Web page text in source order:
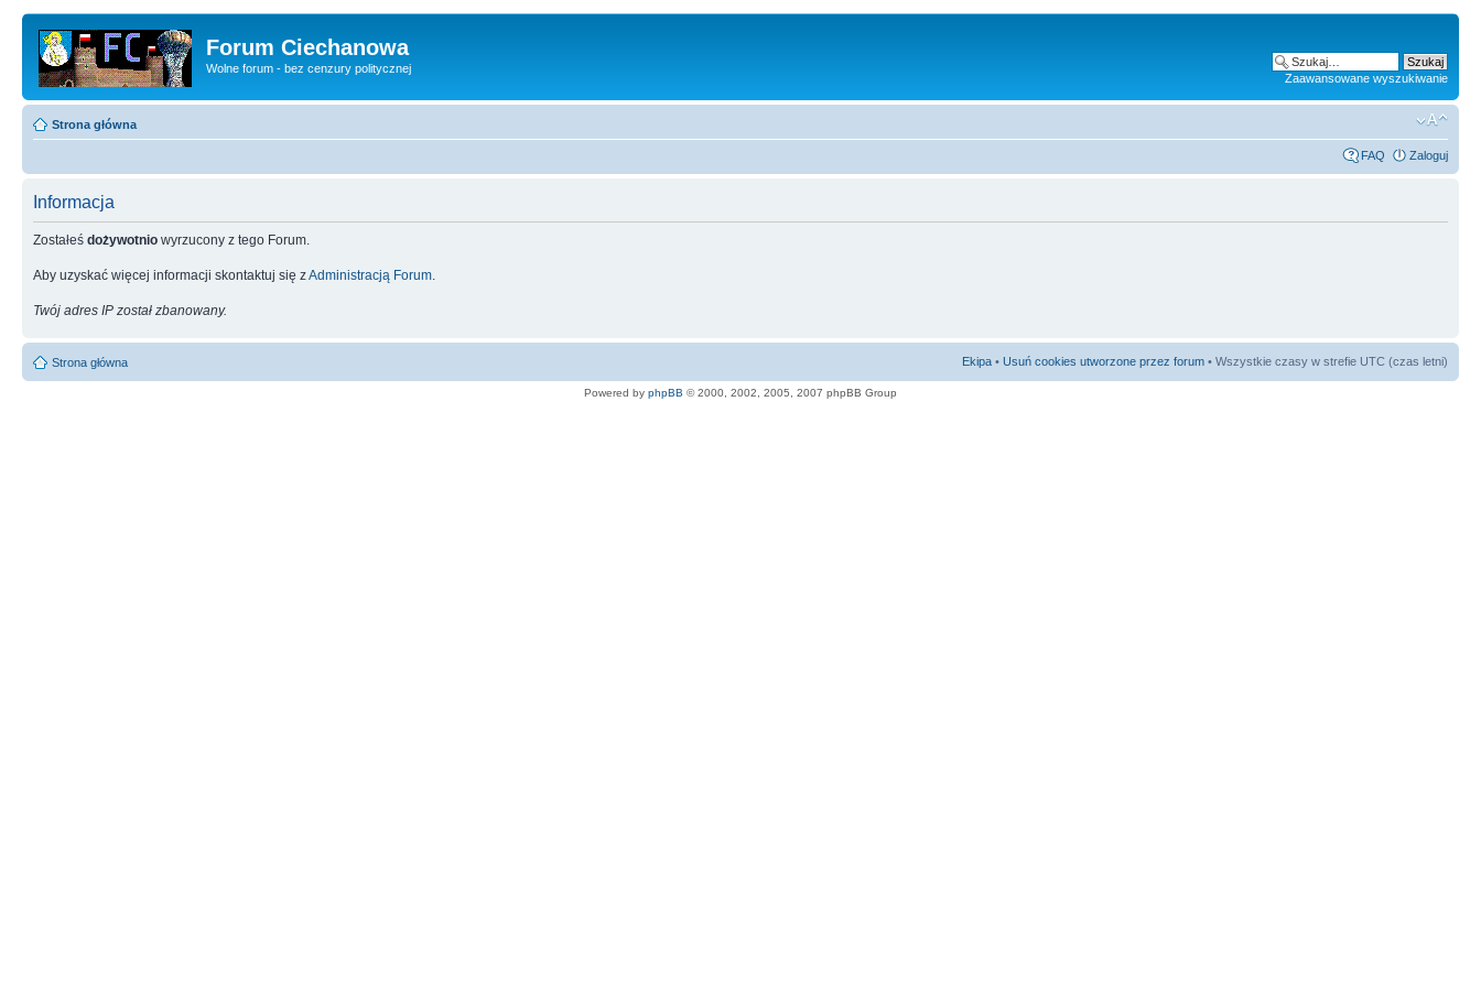
Forum Ciechanowa
Wolne forum - bez cenzury politycznej
Zaawansowane wyszukiwanie
Strona główna
FAQ Zaloguj
Informacja
Zostałeś dożywotnio wyrzucony z tego Forum.
Aby uzyskać więcej informacji skontaktuj się zAdministracją Forum
Twój adres IP został zbanowany.
Strona główna Ekipa • Usuń cookies utworzone przez forum • Wszystkie czasy w strefie UTC (czas letni)
Powered by phpBB © 2000, 2002, 2005, 2007 phpBB Group